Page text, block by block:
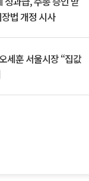
법 개정 시사
세훈 서울시장 “집값